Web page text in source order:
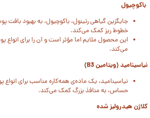
باکوچیول
جایگزین گیاهی رتینول، باکوچیول، به بهبود بافت
خطوط ریز کمک می‌کند.
این محصول ملایم اما مؤثر است و آن را برای
می‌کند.
نیاسینامید (ویتامین B3)
نیاسینامید، یک ماده‌ی همه‌کاره مناسب برای
حساس، به منافذ بزرگ کمک می‌کند.
کلاژن هیدرولیز شده